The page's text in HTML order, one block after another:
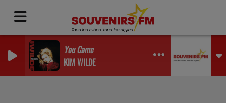
You Came
KIM WILDE